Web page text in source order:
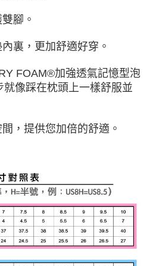
腳。
裏，更加舒適好穿。
FOAM®加強透氣記憶型泡
像踩在枕頭上一樣舒服並
，提供您加倍的舒適。